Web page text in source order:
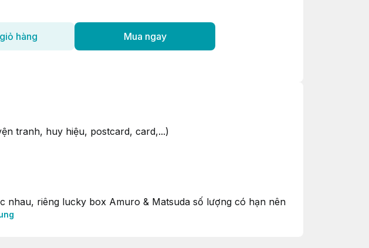
hàng Mua ngay
tranh, huy hiệu, postcard, card,...)
nhau, riêng lucky box Amuro & Matsuda số lượng có hạn nên